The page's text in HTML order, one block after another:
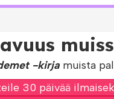
-kirja muista
30 päivää